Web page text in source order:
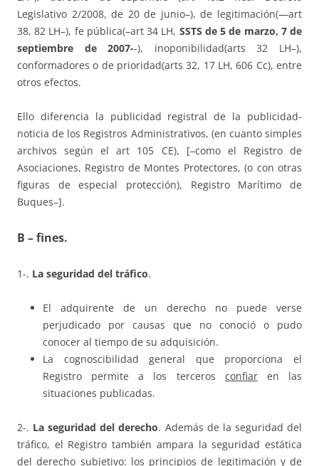
Legislativo 2/2008, de 20 de junio–), de legitimación(—art
38, 82 LH–), fe pública(–art 34 LH, SSTS de 5 de marzo, 7 de
septiembre de 2007--), inoponibilidad(arts 32 LH–),
conformadores o de prioridad(arts 32, 17 LH, 606 Cc), entre
otros efectos.
Ello diferencia la publicidad registral de la publicidad-
noticia de los Registros Administrativos, (en cuanto simples
archivos según el art 105 CE), [–como el Registro de
Asociaciones, Registro de Montes Protectores, (o con otras
figuras de especial protección), Registro Marítimo de
Buques–].
B –fines.
1-. La seguridad del tráfico.
El adquirente de un derecho no puede verse
perjudicado por causas que no conoció o pudo
conocer al tiempo de su adquisición.
La cognoscibilidad general que proporciona el
Registro permite a los terceros confiaren las
situaciones publicadas.
2-. La seguridad del derecho. Además de la seguridad del
tráfico, el Registro también ampara la seguridad estática
del derecho subjetivo: los principios de legitimación y de